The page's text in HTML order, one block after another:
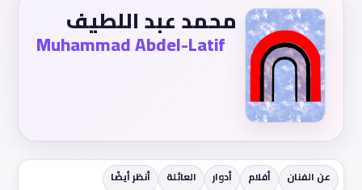
محمد عبد اللطيف
Muhammad Abdel-Latif
عن الفنان أفلام أدوار العائلة أنظر أيضًا